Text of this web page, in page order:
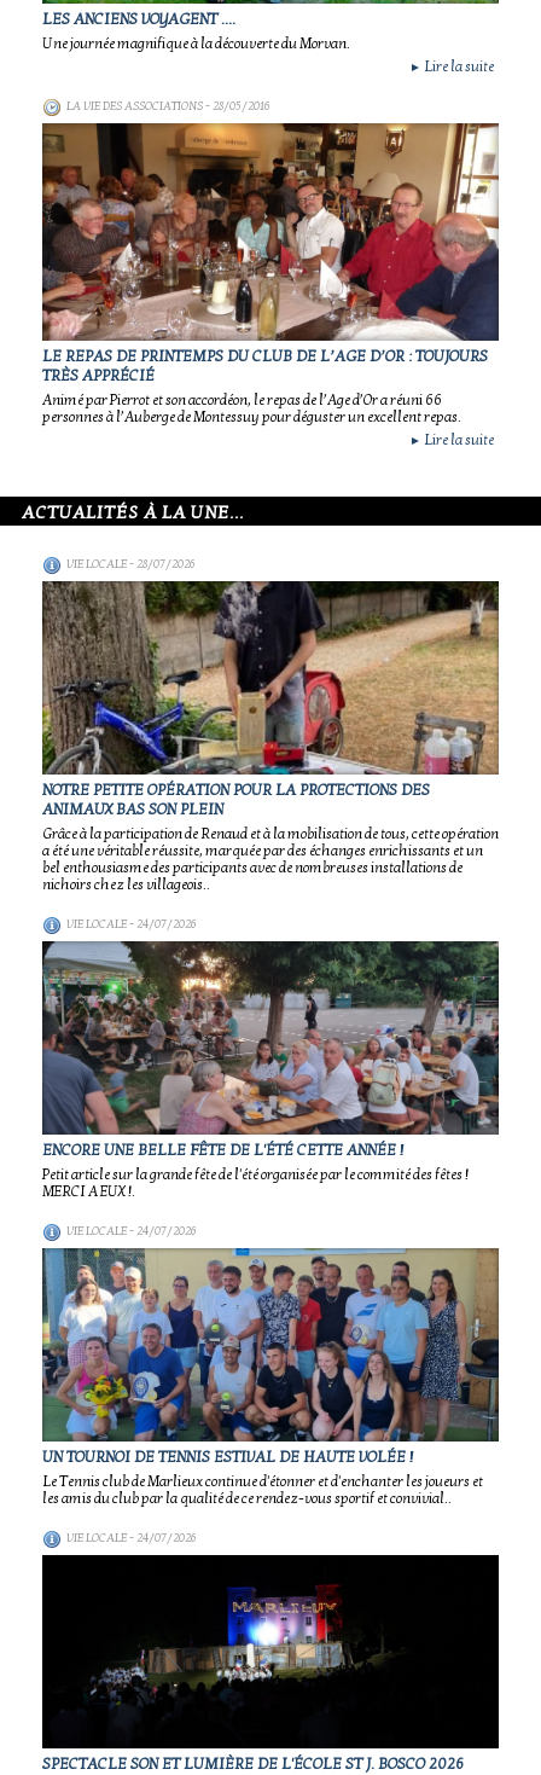
LES ANCIENS VOYAGENT ....
Une journée magnifique à la découverte du Morvan.
► Lire la suite
LA VIE DES ASSOCIATIONS- 28/05/2016
LE REPAS DE PRINTEMPS DU CLUB DE L’AGE D’OR : TOUJOURS
TRÈS APPRÉCIÉ
Animé par Pierrot et son accordéon, le repas de l’Age d’Or a réuni 66
personnes à l’Auberge de Montessuy pour déguster un excellent repas.
► Lire la suite
ACTUALITÉS À LA UNE...
VIE LOCALE- 28/07/2026
NOTRE PETITE OPÉRATION POUR LA PROTECTIONS DES
ANIMAUX BAS SON PLEIN
Grâce à la participation de Renaud et à la mobilisation de tous, cette opération
a été une véritable réussite, marquée par des échanges enrichissants et un
bel enthousiasme des participants avec de nombreuses installations de
nichoirs chez les villageois..
VIE LOCALE- 24/07/2026
ENCORE UNE BELLE FÊTE DE L'ÉTÉ CETTE ANNÉE !
Petit article sur la grande fête de l'été organisée par le commité des fêtes !
MERCI A EUX !.
VIE LOCALE- 24/07/2026
UN TOURNOI DE TENNIS ESTIVAL DE HAUTE VOLÉE !
Le Tennis club de Marlieux continue d'étonner et d'enchanter les joueurs et
les amis du club par la qualité de ce rendez-vous sportif et convivial..
VIE LOCALE- 24/07/2026
SPECTACLE SON ET LUMIÈRE DE L'ÉCOLE ST J. BOSCO 2026